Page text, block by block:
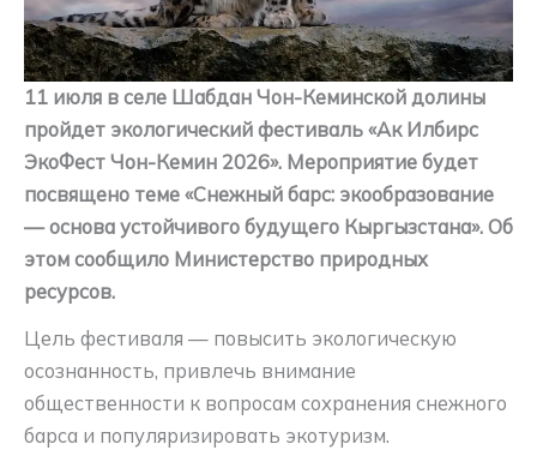
11 июля в селе Шабдан Чон-Кеминской долины
пройдет экологический фестиваль «Ак Илбирс
ЭкоФест Чон-Кемин 2026». Мероприятие будет
посвящено теме «Снежный барс: экообразование
— основа устойчивого будущего Кыргызстана». Об
этом сообщило Министерство природных
ресурсов.
Цель фестиваля — повысить экологическую
осознанность, привлечь внимание
общественности к вопросам сохранения снежного
барса и популяризировать экотуризм.